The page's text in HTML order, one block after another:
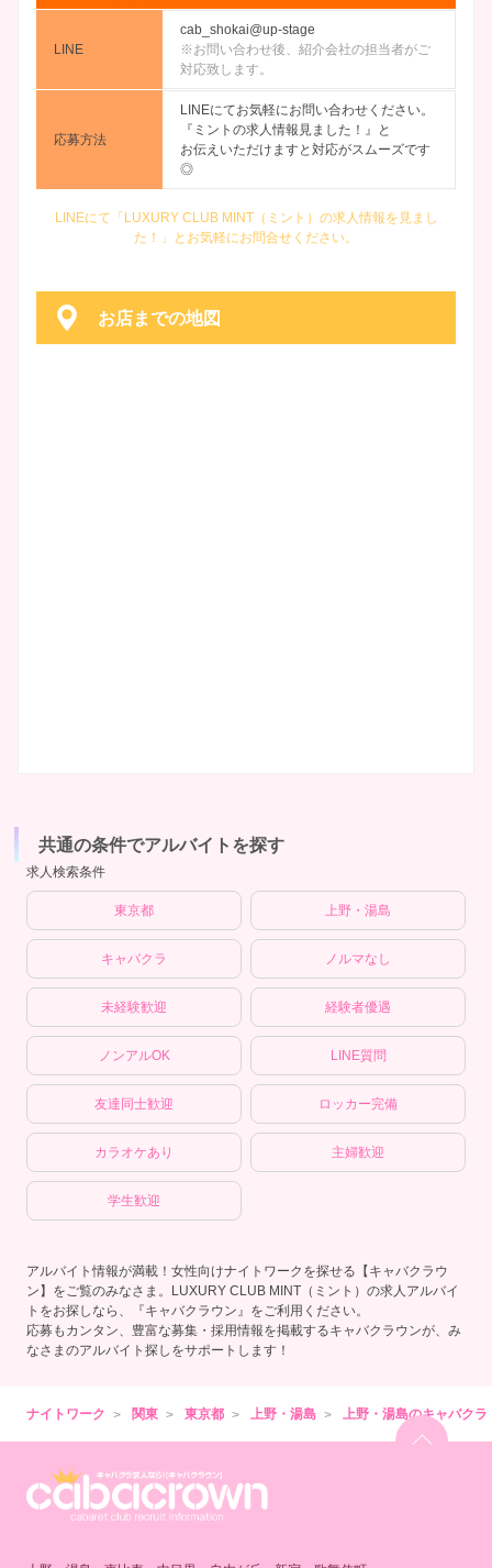
LINE
cab_shokai@up-stage
※お問い合わせ後、紹介会社の担当者がご
対応致します。
応募方法
LINEにてお気軽にお問い合わせください。
『ミントの求人情報見ました！』と
お伝えいただけますと対応がスムーズです
◎
LINEにて「LUXURY CLUB MINT（ミント）の求人情報を見まし
た！」とお気軽にお問合せください。
お店までの地図
共通の条件でアルバイトを探す
求人検索条件
東京都 上野・湯島
キャバクラ ノルマなし
未経験歓迎 経験者優遇
ノンアルOK LINE質問
友達同士歓迎 ロッカー完備
カラオケあり 主婦歓迎
学生歓迎
アルバイト情報が満載！女性向けナイトワークを探せる【キャバクラウ
ン】をご覧のみなさま。LUXURY CLUB MINT（ミント）の求人アルバイ
トをお探しなら、『キャバクラウン』をご利用ください。
応募もカンタン、豊富な募集・採用情報を掲載するキャバクラウンが、み
なさまのアルバイト探しをサポートします！
ナイトワーク 関東 東京都 上野・湯島 上野・湯島のキャバクラ